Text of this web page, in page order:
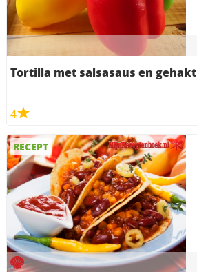
Tortilla met salsasaus en gehakt
4
RECEPT